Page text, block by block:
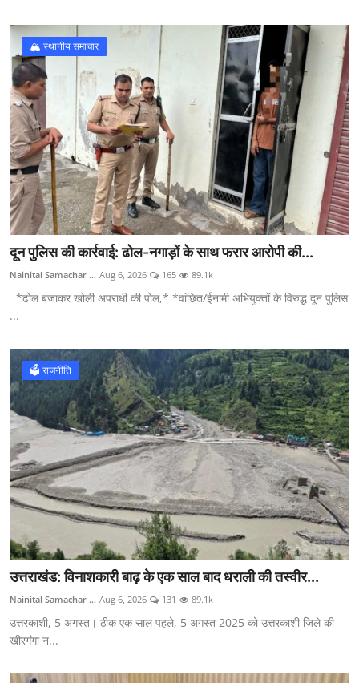
🏔️ स्थानीय समाचार
दून पुलिस की कार्रवाई: ढोल-नगाड़ों के साथ फरार आरोपी की...
Nainital Samachar ... Aug 6, 2026 165 89.1k
*ढोल बजाकर खोली अपराधी की पोल,* *वांछित/ईनामी अभियुक्तों के विरुद्ध दून पुलिस
...
🗳️ राजनीति
उत्तराखंड: विनाशकारी बाढ़ के एक साल बाद धराली की तस्वीर...
Nainital Samachar ... Aug 6, 2026 131 89.1k
उत्तरकाशी, 5 अगस्त। ठीक एक साल पहले, 5 अगस्त 2025 को उत्तरकाशी जिले की
खीरगंगा न...